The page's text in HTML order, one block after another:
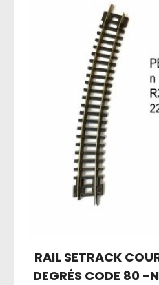
RAIL SETRACK
DEGRÉS CODE 80